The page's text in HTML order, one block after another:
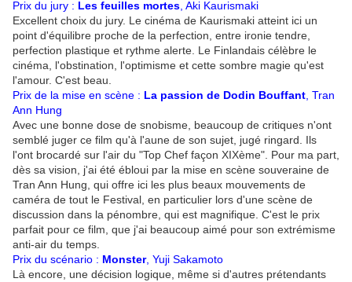
Prix du jury : Les feuilles mortes , Aki Kaurismaki
Excellent choix du jury. Le cinéma de Kaurismaki atteint ici un
point d'équilibre proche de la perfection, entre ironie tendre,
perfection plastique et rythme alerte. Le Finlandais célèbre le
cinéma, l'obstination, l'optimisme et cette sombre magie qu'est
l'amour. C'est beau.
Prix de la mise en scène : La passion de Dodin Bouffant , Tran
Ann Hung
Avec une bonne dose de snobisme, beaucoup de critiques n'ont
semblé juger ce film qu'à l'aune de son sujet, jugé ringard. Ils
l'ont brocardé sur l'air du "Top Chef façon XIXème". Pour ma part,
dès sa vision, j'ai été ébloui par la mise en scène souveraine de
Tran Ann Hung, qui offre ici les plus beaux mouvements de
caméra de tout le Festival, en particulier lors d'une scène de
discussion dans la pénombre, qui est magnifique. C'est le prix
parfait pour ce film, que j'ai beaucoup aimé pour son extrémisme
anti-air du temps.
Prix du scénario : Monster, Yuji Sakamoto
Là encore, une décision logique, même si d'autres prétendants